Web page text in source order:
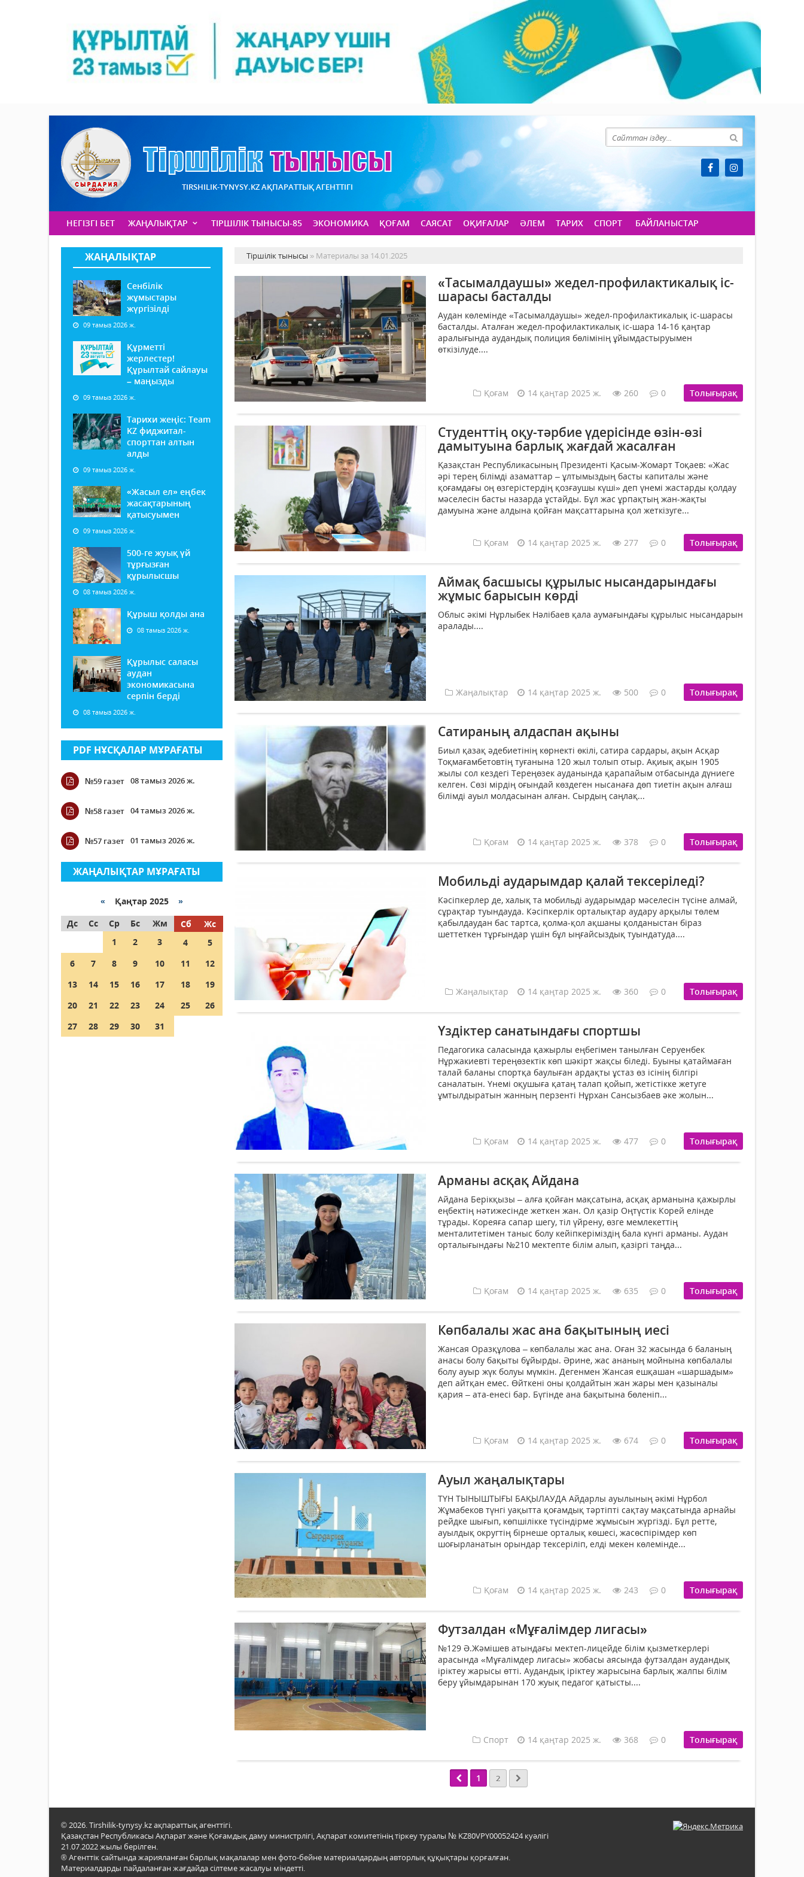
TIRSHILIK-TYNYSY.KZ АҚПАРАТТЫҚ АГЕНТТІГІ
НЕГІЗГІ БЕТ ЖАҢАЛЫҚТАР ТІРШІЛІК ТЫНЫСЫ-85 ЭКОНОМИКА ҚОҒАМ САЯСАТ ОҚИҒАЛАР ӘЛЕМ ТАРИХ СПОРТ БАЙЛАНЫСТАР
ЖАҢАЛЫҚТАР
Сенбілік
жұмыстары
жүргізілді
09 тамыз 2026 ж.
Құрметті
жерлестер!
Құрылтай сайлауы
– маңызды
09 тамыз 2026 ж.
Тарихи жеңіс: Team
KZ фиджитал-
спорттан алтын
алды
09 тамыз 2026 ж.
«Жасыл ел» еңбек
жасақтарының
қатысуымен
09 тамыз 2026 ж.
500-ге жуық үй
тұрғызған
құрылысшы
08 тамыз 2026 ж.
Құрыш қолды ана
08 тамыз 2026 ж.
Құрылыс саласы
аудан
экономикасына
серпін берді
08 тамыз 2026 ж.
PDF НҰСҚАЛАР МҰРАҒАТЫ
№59 газет 08 тамыз 2026 ж.
№58 газет 04 тамыз 2026 ж.
№57 газет 01 тамыз 2026 ж.
ЖАҢАЛЫҚТАР МҰРАҒАТЫ
« Қаңтар 2025 »
Дс
Сс Ср Бс Жм Сб
Жс
1
2 3 4
5
6
7 8 9 10 11
12
13
14 15 16 17 18
19
20
21 22 23 24 25
26
27
28 29 30 31
Тіршілік тынысы » Материалы за 14.01.2025
«Тасымалдаушы» жедел-профилактикалық іс-
шарасы басталды
Аудан көлемінде «Тасымалдаушы» жедел-профилактикалық іс-шарасы
басталды. Аталған жедел-профилактикалық іс-шара 14-16 қаңтар
аралығында аудандық полиция бөлімінің ұйымдастыруымен
өткізілуде....
Қоғам 14 қаңтар 2025 ж. 260 0 Толығырақ
Студенттің оқу-тәрбие үдерісінде өзін-өзі
дамытуына барлық жағдай жасалған
Қазақстан Республикасының Президенті Қасым-Жомарт Тоқаев: «Жас
әрі терең білімді азаматтар – ұлтымыздың басты капиталы және
қоғамдағы оң өзгерістердің қозғаушы күші» деп үнемі жастарды қолдау
мәселесін басты назарда ұстайды. Бұл жас ұрпақтың жан-жақты
дамуына және алдына қойған мақсаттарына қол жеткізуге...
Қоғам 14 қаңтар 2025 ж. 277 0 Толығырақ
Аймақ басшысы құрылыс нысандарындағы
жұмыс барысын көрді
Облыс әкімі Нұрлыбек Нәлібаев қала аумағындағы құрылыс нысандарын
аралады....
Жаңалықтар 14 қаңтар 2025 ж. 500 0 Толығырақ
Сатираның алдаспан ақыны
Биыл қазақ әдебиетінің көрнекті өкілі, сатира сардары, ақын Асқар
Тоқмағамбетовтің туғанына 120 жыл толып отыр. Ақиық ақын 1905
жылы сол кездегі Тереңөзек ауданында қарапайым отбасында дүниеге
келген. Сөзі мірдің оғындай көздеген нысанаға дөп тиетін ақын алғаш
білімді ауыл молдасынан алған. Сырдың саңлақ...
Қоғам 14 қаңтар 2025 ж. 378 0 Толығырақ
Мобильді аударымдар қалай тексеріледі?
Кәсіпкерлер де, халық та мобильді аударымдар мәселесін түсіне алмай,
сұрақтар туындауда. Кәсіпкерлік орталықтар аудару арқылы төлем
қабылдаудан бас тартса, қолма-қол ақшаны қолданыстан біраз
шеттеткен тұрғындар үшін бұл ыңғайсыздық туындатуда....
Жаңалықтар 14 қаңтар 2025 ж. 360 0 Толығырақ
Үздіктер санатындағы спортшы
Педагогика саласында қажырлы еңбегімен танылған Серуенбек
Нұржакиевті тереңөзектік көп шәкірт жақсы біледі. Буыны қатаймаған
талай баланы спортқа баулыған ардақты ұстаз өз ісінің білгірі
саналатын. Үнемі оқушыға қатаң талап қойып, жетістікке жетуге
ұмтылдыратын жанның перзенті Нұрхан Сансызбаев әке жолын...
Қоғам 14 қаңтар 2025 ж. 477 0 Толығырақ
Арманы асқақ Айдана
Айдана Берікқызы – алға қойған мақсатына, асқақ арманына қажырлы
еңбектің нәтижесінде жеткен жан. Ол қазір Оңтүстік Корей елінде
тұрады. Кореяға сапар шегу, тіл үйрену, өзге мемлекеттің
менталитетімен таныс болу кейіпкеріміздің бала күнгі арманы. Аудан
орталығындағы №210 мектепте білім алып, қазіргі таңда...
Қоғам 14 қаңтар 2025 ж. 635 0 Толығырақ
Көпбалалы жас ана бақытының иесі
Жансая Оразқұлова – көпбалалы жас ана. Оған 32 жасында 6 баланың
анасы болу бақыты бұйырды. Әрине, жас ананың мойнына көпбалалы
болу ауыр жүк болуы мүмкін. Дегенмен Жансая ешқашан «шаршадым»
деп айтқан емес. Өйткені оны қолдайтын жан жары мен қазыналы
қария – ата-енесі бар. Бүгінде ана бақытына бөленіп...
Қоғам 14 қаңтар 2025 ж. 674 0 Толығырақ
Ауыл жаңалықтары
ТҮН ТЫНЫШТЫҒЫ БАҚЫЛАУДА Айдарлы ауылының әкімі Нұрбол
Жұмабеков түнгі уақытта қоғамдық тәртіпті сақтау мақсатында арнайы
рейдке шығып, көпшілікке түсіндірме жұмысын жүргізді. Бұл ретте,
ауылдық округтің бірнеше орталық көшесі, жасөспірімдер көп
шоғырланатын орындар тексеріліп, елді мекен көлемінде...
Қоғам 14 қаңтар 2025 ж. 243 0 Толығырақ
Футзалдан «Мұғалімдер лигасы»
№129 Ә.Жәмішев атындағы мектеп-лицейде білім қызметкерлері
арасында «Мұғалімдер лигасы» жобасы аясында футзалдан аудандық
іріктеу жарысы өтті. Аудандық іріктеу жарысына барлық жалпы білім
беру ұйымдарынан 170 жуық педагог қатысты....
Спорт 14 қаңтар 2025 ж. 368 0 Толығырақ
1 2
© 2026. Tirshilik-tynysy.kz ақпараттық агенттігі.
Қазақстан Республикасы Ақпарат және Қоғамдық даму министрлігі, Ақпарат комитетінің тіркеу туралы № KZ80VPY00052424 куәлігі
21.07.2022 жылы берілген.
® Агенттік сайтында жарияланған барлық мақалалар мен фото-бейне материалдардың авторлық құқықтары қорғалған.
Материалдарды пайдаланған жағдайда сілтеме жасалуы міндетті.